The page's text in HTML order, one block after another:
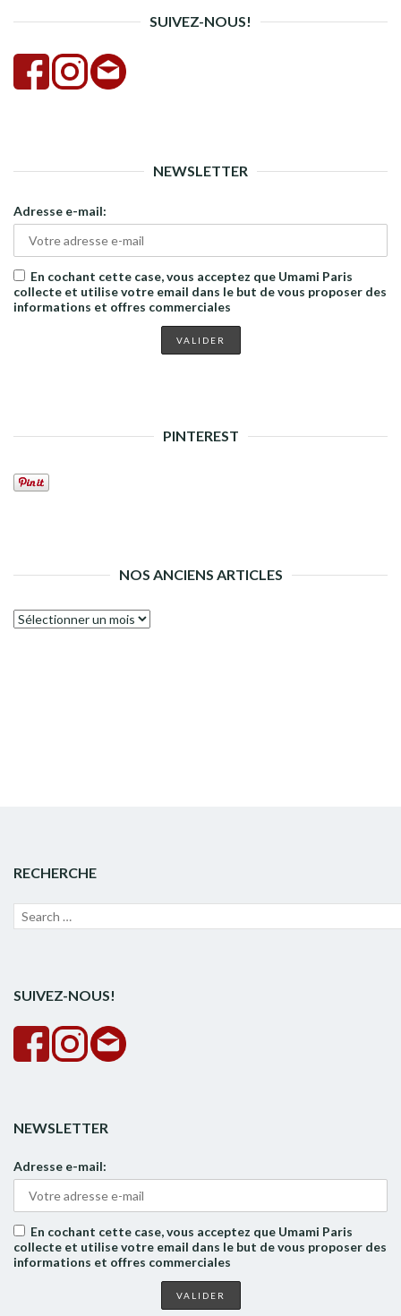
SUIVEZ-NOUS!
NEWSLETTER
Adresse e-mail:
En cochant cette case, vous acceptez que Umami Paris
collecte et utilise votre email dans le but de vous proposer des
informations et offres commerciales
PINTEREST
NOS ANCIENS ARTICLES
Nos
RECHERCHE
Recherche
SUIVEZ-NOUS!
NEWSLETTER
Adresse e-mail:
En cochant cette case, vous acceptez que Umami Paris
collecte et utilise votre email dans le but de vous proposer des
informations et offres commerciales